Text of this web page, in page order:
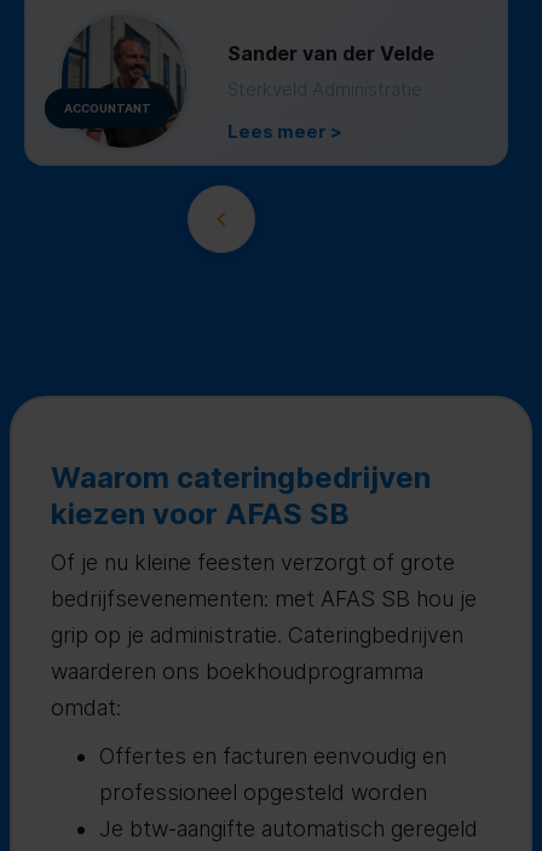
Sander van der Velde
Lees meer >
ACCOUNTANT
Waarom cateringbedrijven
kiezen voor AFAS SB
Of je nu kleine feesten verzorgt of grote
bedrijfsevenementen: met AFAS SB hou je
grip op je administratie. Cateringbedrijven
waarderen ons boekhoudprogramma
omdat:
Offertes en facturen eenvoudig en
professioneel opgesteld worden
Je btw-aangifte automatisch geregeld